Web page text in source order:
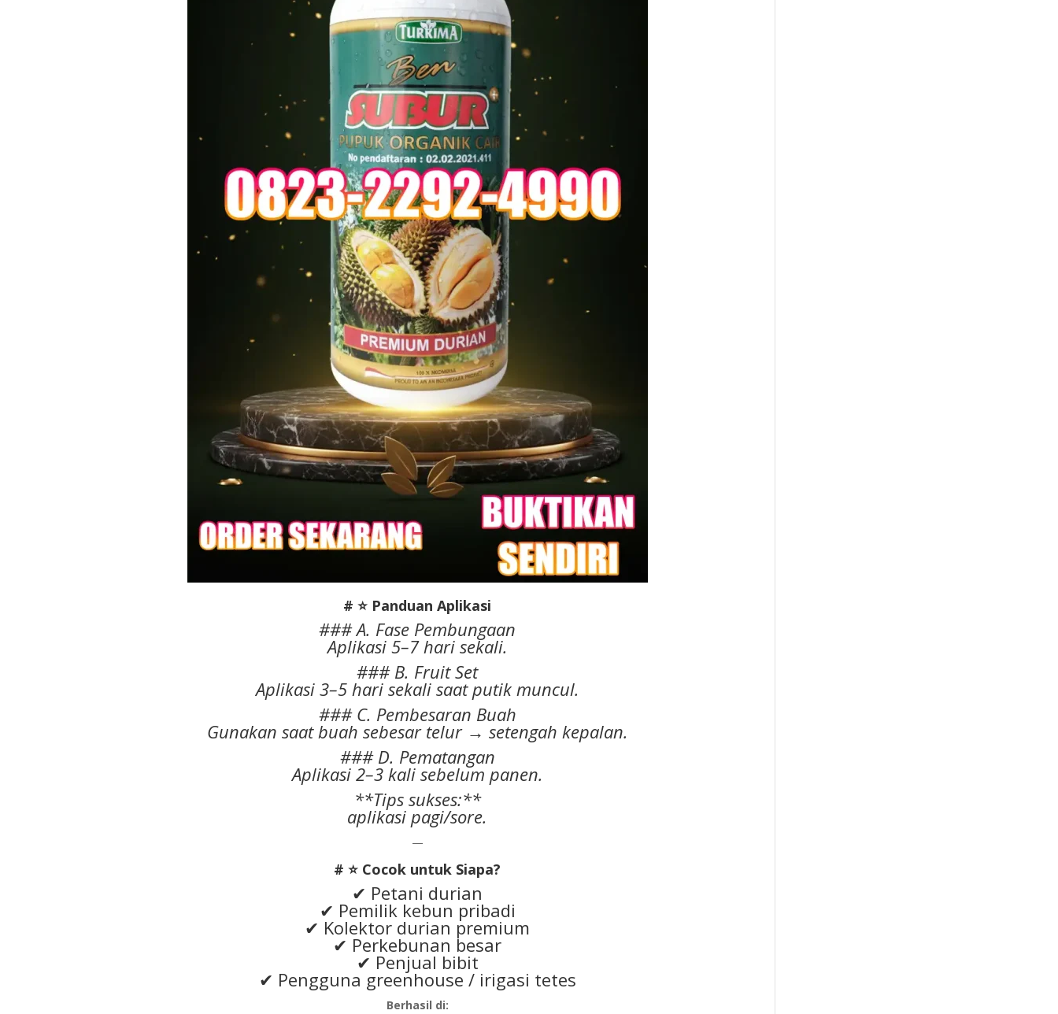
# ⭐ Panduan Aplikasi
### A. Fase Pembungaan
Aplikasi 5–7 hari sekali.
### B. Fruit Set
Aplikasi 3–5 hari sekali saat putik muncul.
### C. Pembesaran Buah
Gunakan saat buah sebesar telur → setengah kepalan.
### D. Pematangan
Aplikasi 2–3 kali sebelum panen.
**Tips sukses:**
aplikasi pagi/sore.
—
# ⭐ Cocok untuk Siapa?
✔ Petani durian
✔ Pemilik kebun pribadi
✔ Kolektor durian premium
✔ Perkebunan besar
✔ Penjual bibit
✔ Pengguna greenhouse / irigasi tetes
Berhasil di: